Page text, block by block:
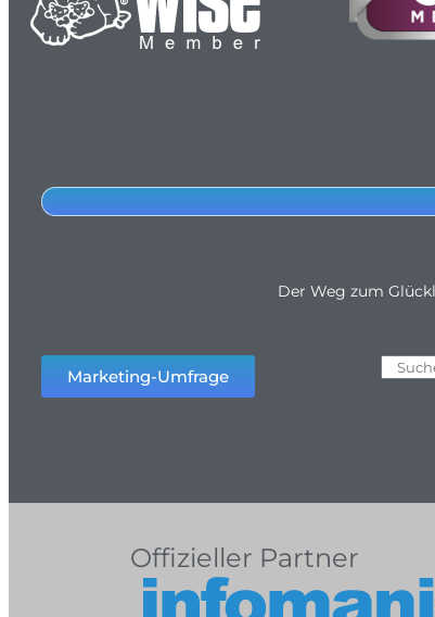
Der Weg zum
Marketing-Umfrage
Offizieller Partner